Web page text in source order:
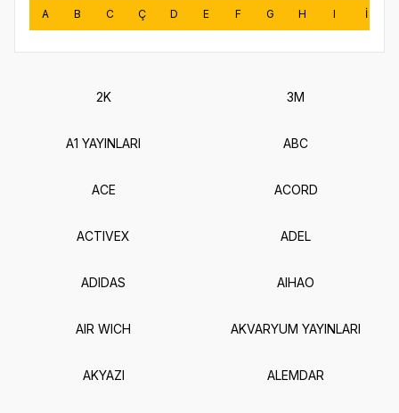
A B C Ç D E F G H I İ
2K 3M
A1 YAYINLARI ABC
ACE ACORD
ACTIVEX ADEL
ADIDAS AIHAO
AIR WICH AKVARYUM YAYINLARI
AKYAZI ALEMDAR